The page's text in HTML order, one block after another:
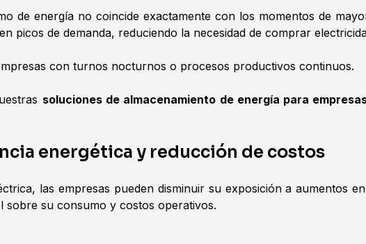
de energía no coincide exactamente con los momentos de
picos de demanda, reduciendo la necesidad de comprar
con turnos nocturnos o procesos productivos continuos.
soluciones de almacenamiento de energía para
energética y reducción de costos
las empresas pueden disminuir su exposición a aumentos
su consumo y costos operativos.